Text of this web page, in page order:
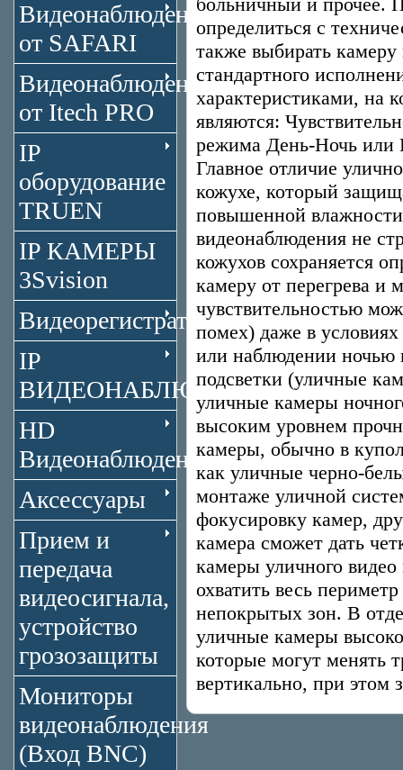
Видеонаблюдение
от SAFARI
Видеонаблюдение
от Itech PRO
IP
оборудование
TRUEN
IP КАМЕРЫ
3Svision
Видеорегистраторы
IP
ВИДЕОНАБЛЮДЕНИЕ
HD
Видеонаблюдение
Аксессуары
Прием и
передача
видеосигнала,
устройство
грозозащиты
Мониторы
видеонаблюдения
(Вход BNC)
определиться с
также выбирать камеру
стандартного
характеристиками, на
являются:
режима День-Ночь или
Главное отличие
кожухе, который
повышенной
видеонаблюдения не
кожухов сохраняется
камеру от перегрева и
чувствительностью
помех) даже в
или наблюдении ночью
подсветки (уличные
уличные камеры
высоким уровнем
камеры, обычно в
как уличные черно-
монтаже уличной
фокусировку камер,
камера сможет дать
камеры уличного
охватить весь
непокрытых зон. В
уличные камеры
которые могут менять
вертикально, при этом